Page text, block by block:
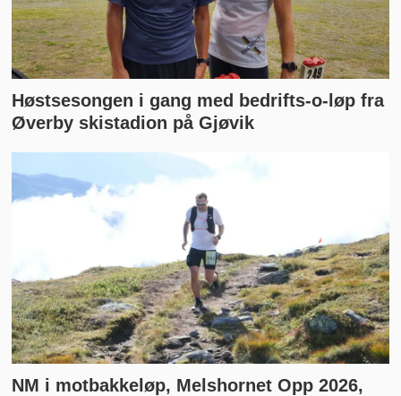
organisasjon
for
kondisjonsidrett
Høstsesongen i gang med bedrifts-o-løp fra
Øverby skistadion på Gjøvik
NM i motbakkeløp, Melshornet Opp 2026,